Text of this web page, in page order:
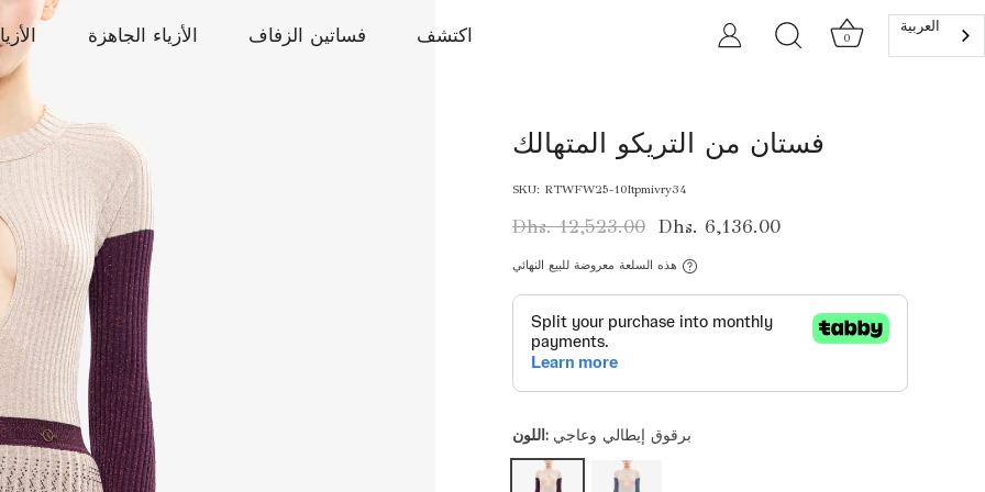
الأزياء الجاهزة فساتين الزفاف اكتشف 0
العربية‏
فستان من التريكو المتهالك
SKU: RTWFW25-10Itpmivry34
Dhs. 12,523.00 Dhs. 6,136.00
هذه السلعة معروضة للبيع النهائي
اللون: برقوق إيطالي وعاجي